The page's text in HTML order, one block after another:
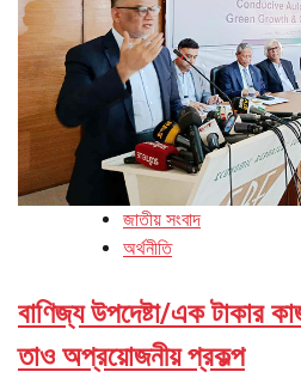
জাতীয় সংবাদ
অর্থনীতি
বাণিজ্য উপদেষ্টা/এক টাকার
তাও অপ্রয়োজনীয় প্রকল্প